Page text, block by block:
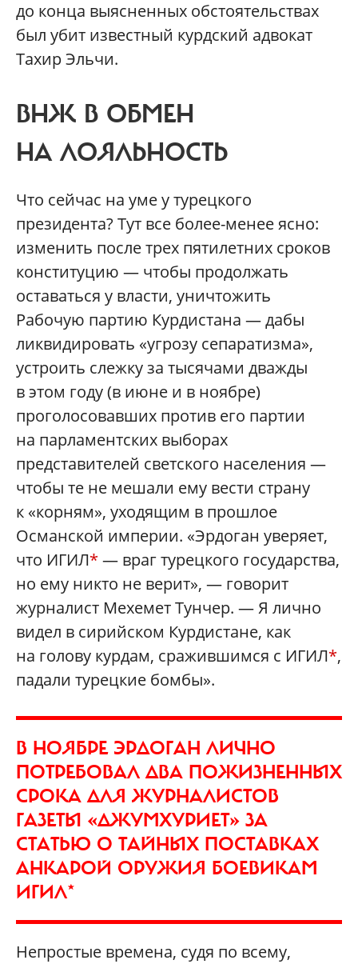
до конца выясненных обстоятельствах
был убит известный курдский адвокат
Тахир Эльчи.
ВНЖ В ОБМЕН
НА ЛОЯЛЬНОСТЬ
Что сейчас на уме у турецкого
президента? Тут все более-менее ясно:
изменить после трех пятилетних сроков
конституцию — чтобы продолжать
оставаться у власти, уничтожить
Рабочую партию Курдистана — дабы
ликвидировать «угрозу сепаратизма»,
устроить слежку за тысячами дважды
в этом году (в июне и в ноябре)
проголосовавших против его партии
на парламентских выборах
представителей светского населения —
чтобы те не мешали ему вести страну
к «корням», уходящим в прошлое
Османской империи. «Эрдоган уверяет,
что ИГИЛ* — враг турецкого государства,
но ему никто не верит», — говорит
журналист Мехемет Тунчер. — Я лично
видел в сирийском Курдистане, как
на голову курдам, сражившимся с ИГИЛ*,
падали турецкие бомбы».
В НОЯБРЕ ЭРДОГАН ЛИЧНО
ПОТРЕБОВАЛ ДВА ПОЖИЗНЕННЫХ
СРОКА ДЛЯ ЖУРНАЛИСТОВ
ГАЗЕТЫ «ДЖУМХУРИЕТ» ЗА
СТАТЬЮ О ТАЙНЫХ ПОСТАВКАХ
АНКАРОЙ ОРУЖИЯ БОЕВИКАМ
ИГИЛ*
Непростые времена, судя по всему,